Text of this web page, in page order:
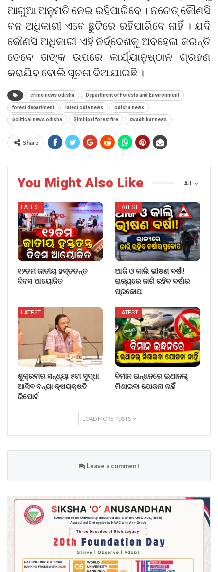
ଆଗୁଆ ଅନୁମତି ନେଇ ରହିପାରିବେ । ନଚେତ୍ କୌଣସି
ବନ ଅଧିକାରୀ ଏବେ ଛୁଟିରେ ରହିପାରିବେ ନାହିଁ । ଯଦି
କୌଣସି ଅଧିକାରୀ ଏହି ନିର୍ଦ୍ଦେଶକୁ ଅବହେଳା କରନ୍ତି
ତେବେ ତାଙ୍କ ଉପରେ କାର୍ଯ୍ୟାନୁଷ୍ଠାନ ଗ୍ରହଣ
କରାଯିବ ବୋଲି ସୂଚନା ଦିଆଯାଇଛି ।
crime news odisha Department of Forests and Environment
forest department latest odia news odisha news
political news odisha Similipal forest fire swadhikar news
Share
All
You Might Also Like
LATEST
୧୨ତମ ଜାତୀୟ ହସ୍ତତନ୍ତ
ଦିବସ ଆୟୋଜିତ
LATEST
ଆଜି ଓ କାଲି ଭୀଷଣ ବର୍ଷା!
ରାଜ୍ୟରେ ଜାରି ରହିବ ବର୍ଷାର
ପ୍ରକୋପ
LATEST
ଶୁକ୍ରବାର ସନ୍ଧ୍ୟା ୫ଟା ସୁଦ୍ଧା
ଆସିବ ବନ୍ୟା କ୍ଷୟକ୍ଷତି
ରିପୋର୍ଟ
LATEST
ବିମାନ ଇନ୍ଧନରେ ଇଥାନଲ୍
ମିଶାଇବା ଯୋଜନା ନାହିଁ
LOAD MORE POSTS
Leave a comment